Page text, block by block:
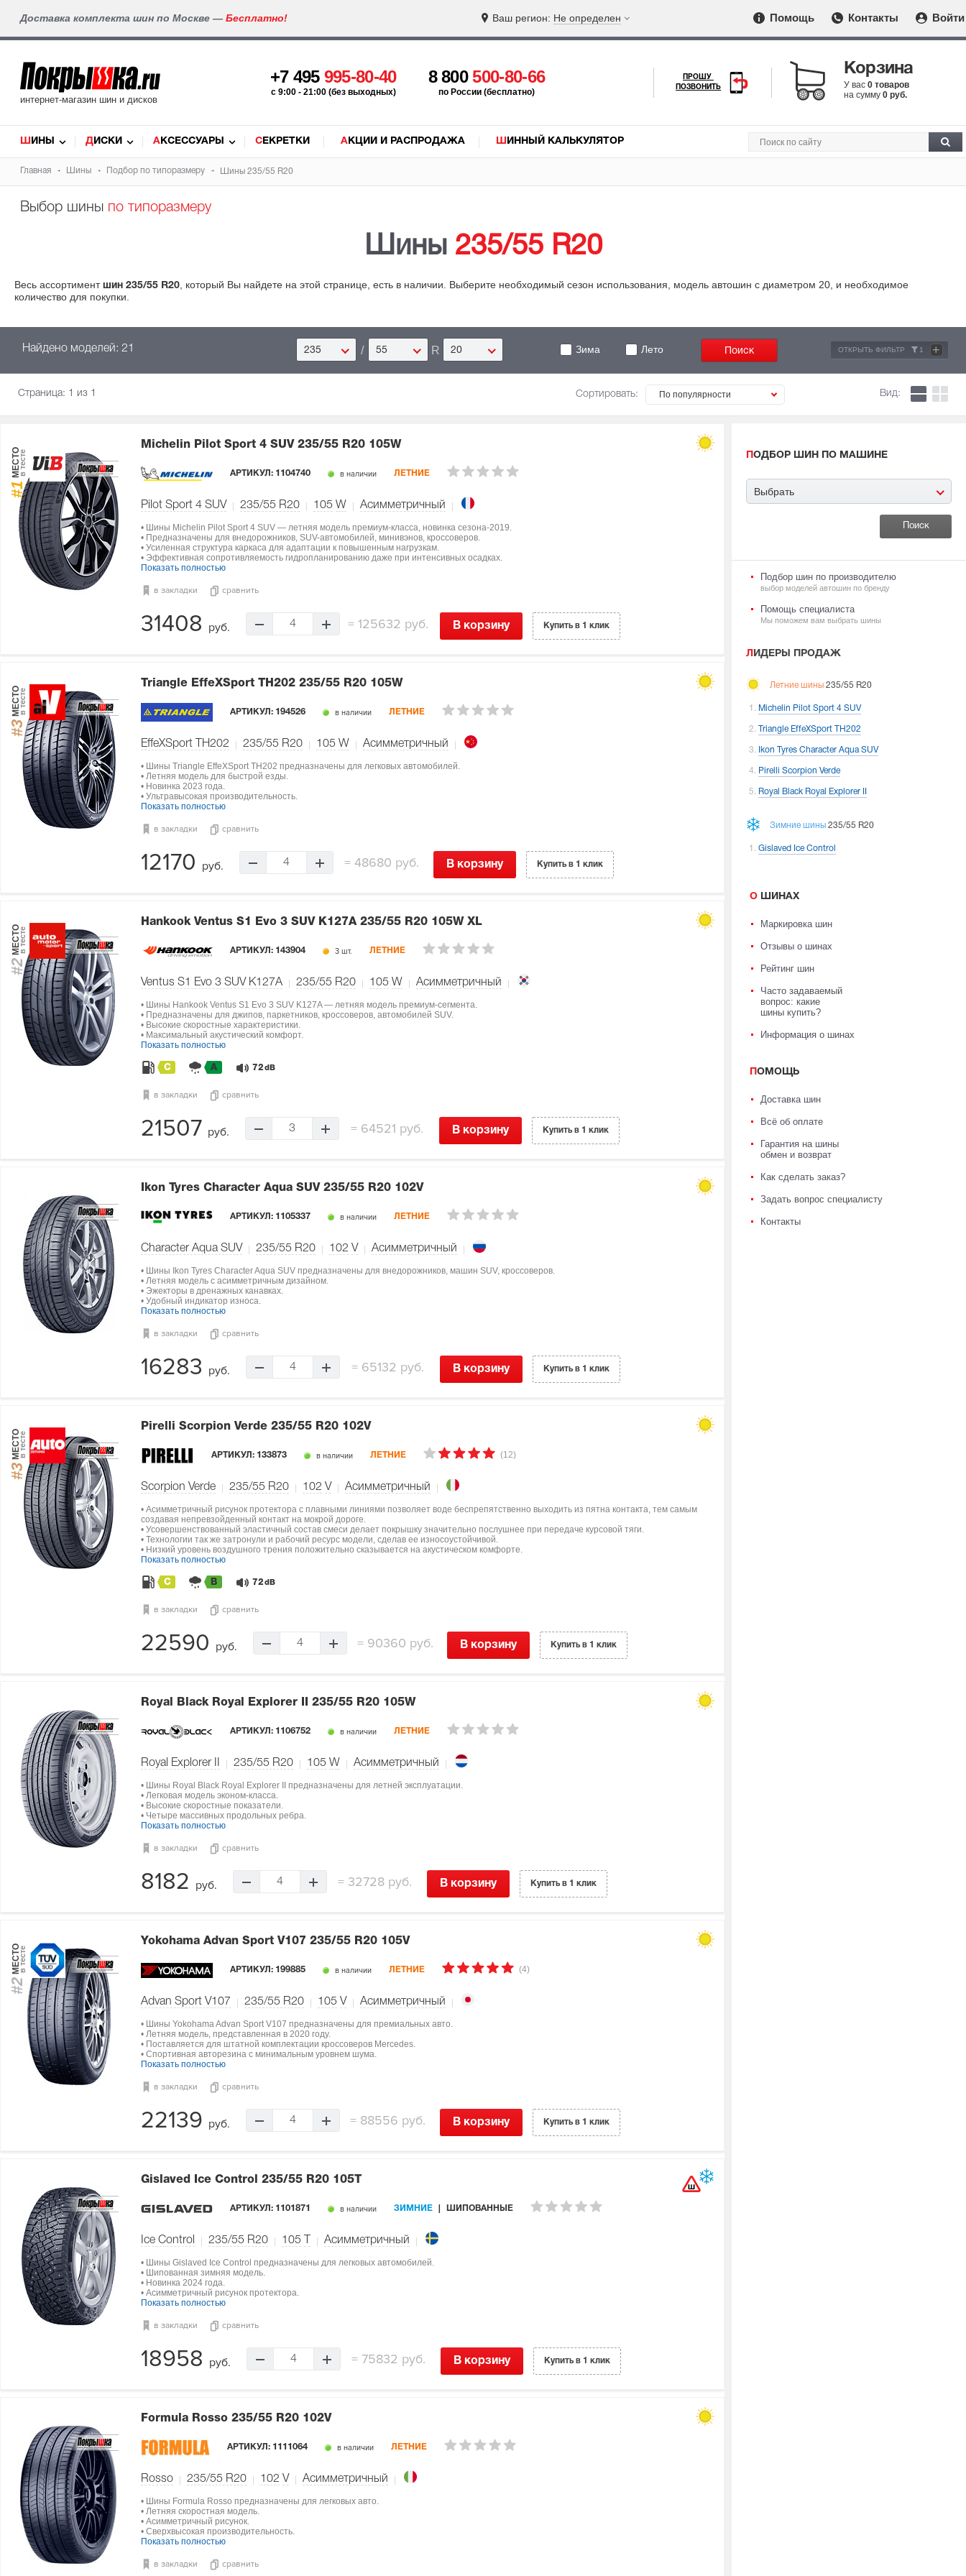
Доставка комплекта шин по Москве — Бесплатно! Ваш регион: Не определен Помощь Контакты Войти
интернет-магазин шин и дисков
+7 495 995-80-40
c 9:00 - 21:00 (без выходных)
8 800500-80-66
по России (бесплатно)
ПРОШУ
ПОЗВОНИТЬ
Корзина
У вас 0 товаров
на сумму 0 руб.
ШИНЫ ДИСКИ АКСЕССУАРЫ СЕКРЕТКИ АКЦИИ И РАСПРОДАЖА ШИННЫЙ КАЛЬКУЛЯТОР
Главная Шины Подбор по типоразмеру Шины 235/55 R20
Выбор шины по типоразмеру
Шины 235/55 R20
Весь ассортимент шин 235/55 R20
, который Вы найдете на этой странице, есть в наличии. Выберите необходимый сезон использования, модель автошин с диаметром 20, и необходимое
количество для покупки.
Найдено моделей: 21 235 / 55 R 20 Зима Лето ОТКРЫТЬ ФИЛЬТР 1 +
Страница: 1 из 1 Сортировать: По популярности Вид:
#1
МЕСТОв тесте
Michelin Pilot Sport 4 SUV 235/55 R20 105W
АРТИКУЛ: 1104740 в наличии ЛЕТНИЕ
Pilot Sport 4 SUV 235/55 R20 105 W Асимметричный
• Шины Michelin Pilot Sport 4 SUV — летняя модель премиум-класса, новинка сезона-2019.
• Предназначены для внедорожников, SUV-автомобилей, минивэнов, кроссоверов.
• Усиленная структура каркаса для адаптации к повышенным нагрузкам.
• Эффективная сопротивляемость гидропланированию даже при интенсивных осадках.
Показать полностью
в закладки сравнить
31408 руб. 4 =125632 руб. В корзину Купить в 1 клик
#3
МЕСТОв тесте
Triangle EffeXSport TH202 235/55 R20 105W
АРТИКУЛ: 194526 в наличии ЛЕТНИЕ
EffeXSport TH202 235/55 R20 105 W Асимметричный
• Шины Triangle EffeXSport TH202 предназначены для легковых автомобилей.
• Летняя модель для быстрой езды.
• Новинка 2023 года.
• Ультравысокая производительность.
Показать полностью
в закладки сравнить
12170 руб. 4 =48680 руб. В корзину Купить в 1 клик
#2
МЕСТОв тесте
Hankook Ventus S1 Evo 3 SUV K127A 235/55 R20 105W XL
АРТИКУЛ: 143904 3 шт. ЛЕТНИЕ
Ventus S1 Evo 3 SUV K127A 235/55 R20 105 W Асимметричный
• Шины Hankook Ventus S1 Evo 3 SUV K127A — летняя модель премиум-сегмента.
• Предназначены для джипов, паркетников, кроссоверов, автомобилей SUV.
• Высокие скоростные характеристики.
• Максимальный акустический комфорт.
Показать полностью
C A 72 dB
в закладки сравнить
21507 руб. 3 = 64521 руб. В корзину Купить в 1 клик
Ikon Tyres Character Aqua SUV 235/55 R20 102V
АРТИКУЛ: 1105337 в наличии ЛЕТНИЕ
Character Aqua SUV 235/55 R20 102 V Асимметричный
• Шины Ikon Tyres Character Aqua SUV предназначены для внедорожников, машин SUV, кроссоверов.
• Летняя модель с асимметричным дизайном.
• Эжекторы в дренажных канавках.
• Удобный индикатор износа.
Показать полностью
в закладки сравнить
16283 руб. 4 = 65132 руб. В корзину Купить в 1 клик
#3
МЕСТОв тесте
Pirelli Scorpion Verde 235/55 R20 102V
АРТИКУЛ: 133873 в наличии ЛЕТНИЕ (12)
Scorpion Verde 235/55 R20 102 V Асимметричный
• Асимметричный рисунок протектора с плавными линиями позволяет воде беспрепятственно выходить из пятна контакта, тем самым
создавая непревзойденный контакт на мокрой дороге.
• Усовершенствованный эластичный состав смеси делает покрышку значительно послушнее при передаче курсовой тяги.
• Технологии так же затронули и рабочий ресурс модели, сделав ее износоустойчивой.
• Низкий уровень воздушного трения положительно сказывается на акустическом комфорте.
Показать полностью
C B 72 dB
в закладки сравнить
22590 руб. 4 =90360 руб. В корзину Купить в 1 клик
Royal Black Royal Explorer II 235/55 R20 105W
АРТИКУЛ: 1106752 в наличии ЛЕТНИЕ
Royal Explorer II 235/55 R20 105 W Асимметричный
• Шины Royal Black Royal Explorer II предназначены для летней эксплуатации.
• Легковая модель эконом-класса.
• Высокие скоростные показатели.
• Четыре массивных продольных ребра.
Показать полностью
в закладки сравнить
8182 руб. 4 = 32728 руб. В корзину Купить в 1 клик
#2
МЕСТОв тесте
Yokohama Advan Sport V107 235/55 R20 105V
АРТИКУЛ: 199885 в наличии ЛЕТНИЕ (4)
Advan Sport V107 235/55 R20 105 V Асимметричный
• Шины Yokohama Advan Sport V107 предназначены для премиальных авто.
• Летняя модель, представленная в 2020 году.
• Поставляется для штатной комплектации кроссоверов Mercedes.
• Спортивная авторезина с минимальным уровнем шума.
Показать полностью
в закладки сравнить
22139 руб. 4 = 88556 руб. В корзину Купить в 1 клик
Gislaved Ice Control 235/55 R20 105T
АРТИКУЛ: 1101871 в наличии ЗИМНИЕ ШИПОВАННЫЕ
Ice Control 235/55 R20 105 Асимметричный
• Шины Gislaved Ice Control предназначены для легковых автомобилей.
• Шипованная зимняя модель.
• Новинка 2024 года.
• Асимметричный рисунок протектора.
Показать полностью
в закладки сравнить
18958 руб. 4 = 75832 руб. В корзину Купить в 1 клик
Formula Rosso 235/55 R20 102V
АРТИКУЛ: 1111064 в наличии ЛЕТНИЕ
Rosso 235/55 R20 102 V Асимметричный
• Шины Formula Rosso предназначены для легковых авто.
• Летняя скоростная модель.
• Асимметричный рисунок.
• Сверхвысокая производительность.
Показать полностью
в закладки сравнить
ПОДБОР ШИН ПО МАШИНЕ
Выбрать
Подбор шин по производителю
выбор моделей автошин по бренду
Помощь специалиста
Мы поможем вам выбрать шины
ЛИДЕРЫ ПРОДАЖ
Летние шины 235/55 R20
Michelin Pilot Sport 4 SUV
Triangle EffeXSport TH202
Ikon Tyres Character Aqua SUV
Pirelli Scorpion Verde
Royal Black Royal Explorer II
Зимние шины 235/55 R20
Gislaved Ice Control
О ШИНАХ
Маркировка шин
Отзывы о шинах
Рейтинг шин
Часто задаваемый
вопрос: какие
шины купить?
Информация о шинах
ПОМОЩЬ
Доставка шин
Всё об оплате
Гарантия на шины
обмен и возврат
Как сделать заказ?
Задать вопрос специалисту
Контакты